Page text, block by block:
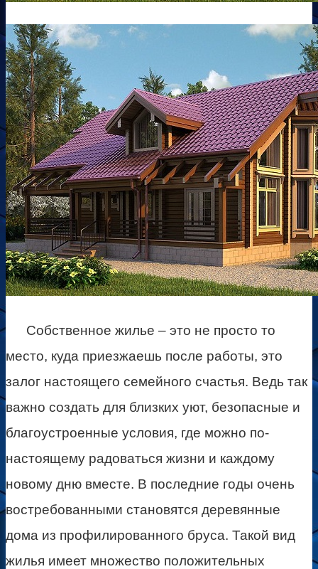
Собственное жилье – это не просто то
место, куда приезжаешь после работы, это
залог настоящего семейного счастья. Ведь так
важно создать для близких уют, безопасные и
благоустроенные условия, где можно по-
настоящему радоваться жизни и каждому
новому дню вместе. В последние годы очень
востребованными становятся деревянные
дома из профилированного бруса. Такой вид
жилья имеет множество положительных